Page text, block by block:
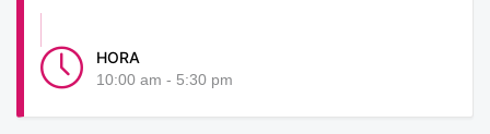
HORA
10:00 am - 5:30 pm